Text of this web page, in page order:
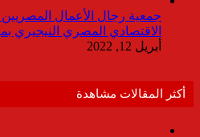
جمعية رجال الأعمال المصريين
الاقتصادي المصري النيجيري
أبريل 12, 2022
أكثر المقالات مشاهدة